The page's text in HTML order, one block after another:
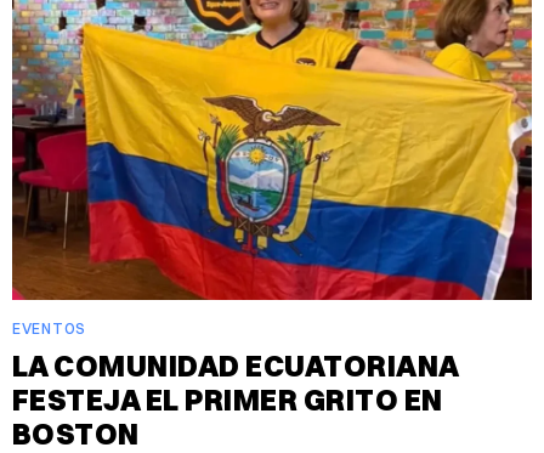
EVENTOS
LA COMUNIDAD ECUATORIANA
FESTEJA EL PRIMER GRITO EN
BOSTON